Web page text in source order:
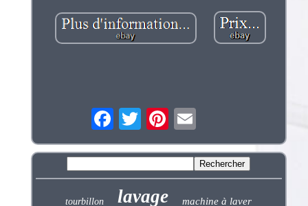
tourbillon lavage machine à laver